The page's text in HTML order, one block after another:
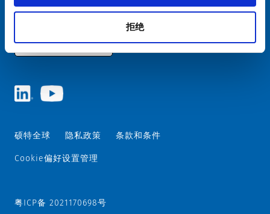
拒绝
中国 - 中文
硕特全球 隐私政策 条款和条件
Cookie偏好设置管理
粤ICP备 2021170698号